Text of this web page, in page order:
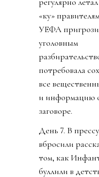
«ку»
УЕФА
уголовным
потребовала
все
и информацию
заговоре.
День 7. В прессу
вбросили
том, как
буллили в